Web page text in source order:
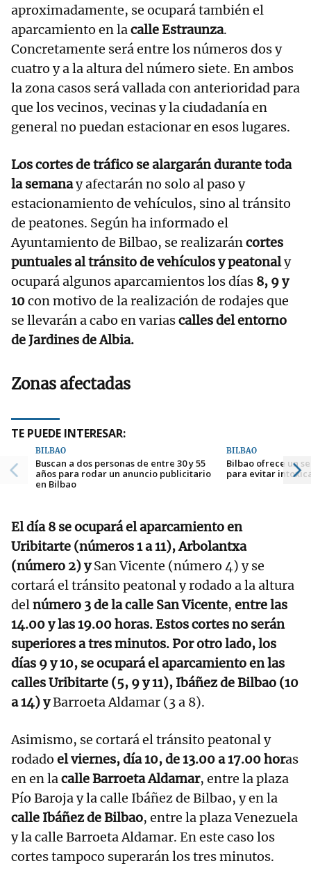
aproximadamente, se ocupará también el
aparcamiento en lacalle Estraunza.
Concretamente será entre los números dos y
cuatro y a la altura del número siete. En ambos
la zona casos será vallada con anterioridad para
que los vecinos, vecinas y la ciudadanía en
general no puedan estacionar en esos lugares.
Los cortes de tráfico se alargarán durante toda
la semanay afectarán no solo al paso y
estacionamiento de vehículos, sino al tránsito
de peatones. Según ha informado el
Ayuntamiento de Bilbao, se realizaráncortes
puntuales al tránsito de vehículos y peatonaly
ocupará algunos aparcamientos los días 8, 9 y
10con motivo de la realización de rodajes que
se llevarán a cabo en variascalles del entorno
de Jardines de Albia.
Zonas afectadas
TE PUEDE INTERESAR:
BILBAO
Buscan a dos personas de entre 30 y 55
años para rodar un anuncio publicitario
en Bilbao
BILBAO
Bilbao ofrece un
para evitar
El día 8 se ocupará el aparcamiento en
Uribitarte (números 1 a 11), Arbolantxa
(número 2) ySan Vicente (número 4) y se
cortará el tránsito peatonal y rodado a la altura
delnúmero 3 de la calle San Vicente, entre las
14.00 y las 19.00 horas. Estos cortes no serán
superiores a tres minutos. Por otro lado, los
días 9 y 10, se ocupará el aparcamiento en las
calles Uribitarte (5, 9 y 11), Ibáñez de Bilbao (10
a 14) yBarroeta Aldamar (3 a 8).
Asimismo, se cortará el tránsito peatonal y
rodado el viernes, día 10, de 13.00 a 17.00 horas
en en lacalle Barroeta Aldamar, entre la plaza
Pío Baroja y la calle Ibáñez de Bilbao, y en la
calle Ibáñez de Bilbao, entre la plaza Venezuela
y la calle Barroeta Aldamar. En este caso los
cortes tampoco superarán los tres minutos.